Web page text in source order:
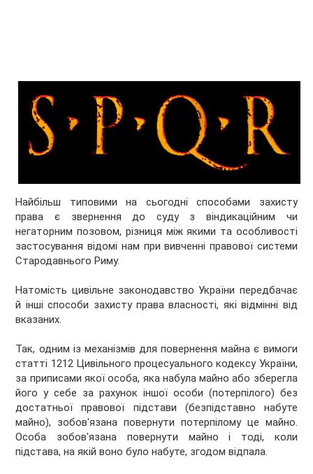
Найбільш типовими на сьогодні способами захисту
права є звернення до суду з віндикаційним чи
негаторним позовом, різниця між якими та особливості
застосування відомі нам при вивченні правової системи
Стародавнього Риму.
Натомість цивільне законодавство України передбачає
й інші способи захисту права власності, які відмінні від
вказаних.
Так, одним із механізмів для повернення майна є вимоги
статті 1212 Цивільного процесуального кодексу України,
за приписами якої особа, яка набула майно або зберегла
його у себе за рахунок іншої особи (потерпілого) без
достатньої правової підстави (безпідставно набуте
майно), зобов'язана повернути потерпілому це майно.
Особа зобов'язана повернути майно і тоді, коли
підстава, на якій воно було набуте, згодом відпала.